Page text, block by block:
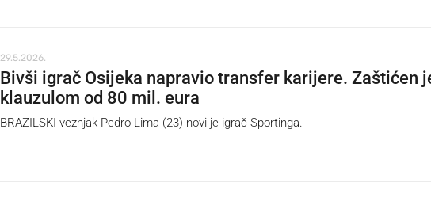
29.5.2026.
Bivši igrač Osijeka napravio transfer karijere. Zaštićen
klauzulom od 80 mil. eura
BRAZILSKI veznjak Pedro Lima (23) novi je igrač Sportinga.